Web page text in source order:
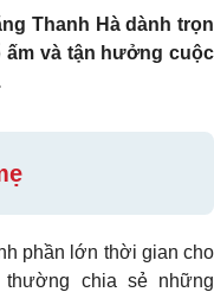
Thanh Hà dành trọn
ấm và tận hưởng cuộc
phần lớn thời gian cho
chia sẻ những